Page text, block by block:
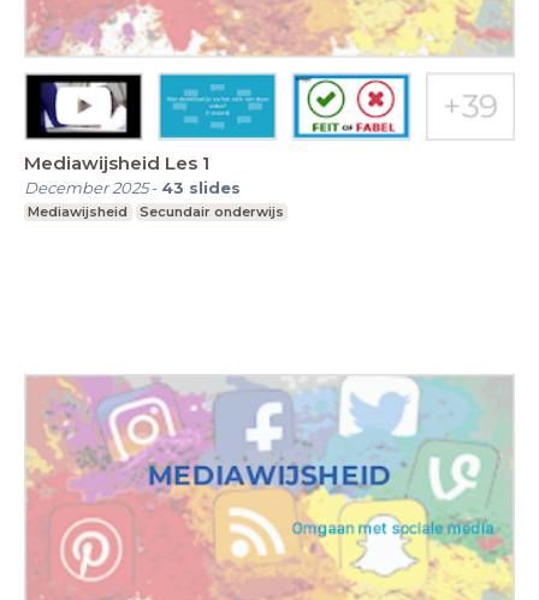
Mediawijsheid Les 1
December 2025- 43 slides
Mediawijsheid Secundair onderwijs